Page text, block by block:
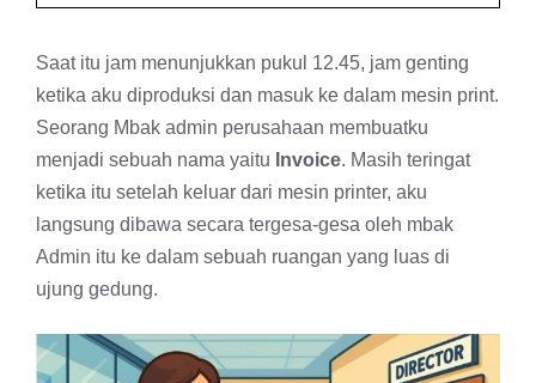
Saat itu jam menunjukkan pukul 12.45, jam genting
ketika aku diproduksi dan masuk ke dalam mesin print.
Seorang Mbak admin perusahaan membuatku
menjadi sebuah nama yaitu Invoice. Masih teringat
ketika itu setelah keluar dari mesin printer, aku
langsung dibawa secara tergesa-gesa oleh mbak
Admin itu ke dalam sebuah ruangan yang luas di
ujung gedung.